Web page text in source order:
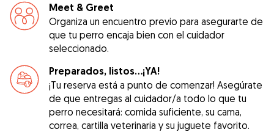
Meet & Greet
Organiza un encuentro previo para asegurarte de
que tu perro encaja bien con el cuidador
seleccionado.
Preparados, listos...¡YA!
¡Tu reserva está a punto de comenzar! Asegúrate
de que entregas al cuidador/a todo lo que tu
perro necesitará: comida suficiente, su cama,
correa, cartilla veterinaria y su juguete favorito.